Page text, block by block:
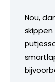
Nou,